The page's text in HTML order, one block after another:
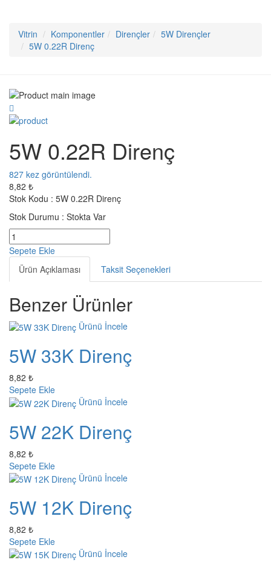
Vitrin Komponentler Dirençler
5W Dirençler
5W 0.22R Direnç
5W 0.22R Direnç
827 kez görüntülendi.
8,82 ₺
Stok Kodu : 5W 0.22R Direnç
Stok Durumu : Stokta Var
Sepete Ekle
Ürün Açıklaması
Taksit Seçenekleri
Benzer Ürünler
Ürünü İncele
5W 33K Direnç
8,82 ₺
Sepete Ekle
Ürünü İncele
5W 22K Direnç
8,82 ₺
Sepete Ekle
Ürünü İncele
5W 12K Direnç
8,82 ₺
Sepete Ekle
Ürünü İncele